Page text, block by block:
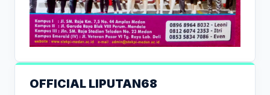
OFFICIAL LIPUTAN68